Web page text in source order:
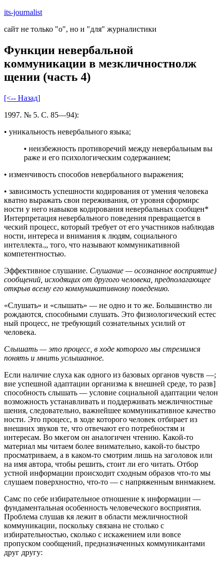
Skip
content
its-journalist
сайт не только "о", но и "для" журналистики
Функции невербальной
коммуникации в мезкличностнолж
щении (часть 4)
[<-- Назад]
1997. № 5. С. 85—94):
• уникальность невербального языка;
• неизбежность противоречий между невербальным вы
раже и его психологическим содержанием;
• изменчивость способов невербального выражения;
• зависимость успешности кодирования от умения человека
кватно выражать свои переживания, от уровня сформирс
ности у него навыков кодирования невербальных сообщен*
Интерпретация невербального поведения превращается в
ческий процесс, который требует от его участников наблюдав
ности, интереса и внимания к людям, социального
интеллекта.,, того, что называют коммуникативной
компетентностью.
Эффективное слушание. Слушание — осознанное восприятие}
сообщений, исходящих от другого человека, предполагающее
открыв всему его коммуникативному поведению.
«Слушать» и «слышать» — не одно и то же. Большинство ли
рождаются, способными слушать. Это физиологический естес
ный процесс, не требующий сознательных усилий от
человека.
Слышать — это процесс, в ходе которого мы стремимся
понять и мнить услышанное.
Если наличие слуха как одного из базовых органов чувств —;
вие успешной адаптации организма к внешней среде, то разв]
способность слышать — условие социальной адаптации челон
возможность устанавливать и поддерживать межличностные
шения, следовательно, важнейшее коммуникативное качество
ности. Это процесс, в ходе которого человек отбирает из
внешних звуков те, что отвечают его потребностям и
интересам. Во мкегом он аналогичен чтению. Какой-то
материал мы читаем более внимательно, какой-то быстро
просматриваем, а в каком-то смотрим лишь на заголовок или
на имя автора, чтобы решить, стоит ли его читать. Отбор
устной информации происходит сходным образов что-то мы
слушаем поверхностно, что-то — с напряженным вннмакнем.
Самс по себе избирательное отношение к информации —
фундаментальная особенность человеческого восприятия.
Проблема слушав кя лежит в области межличностной
коммуникации, поскольку связана не столько с
избирательностью, сколько с искажением или вовсе
пропуском сообщений, предназначенных коммуникантами
друг другу: